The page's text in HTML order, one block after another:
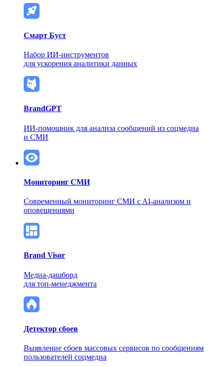
Смарт Буст
Набор ИИ-инструментов
для ускорения аналитики данных
BrandGPT
ИИ-помощник для анализа сообщений из соцмедиа
и СМИ
Мониторинг СМИ
Современный мониторинг СМИ c AI-анализом и
оповещениями
Brand Visor
Медиа-дашборд
для топ-менеджмента
Детектор сбоев
Выявление сбоев массовых сервисов по сообщениям
пользователей соцмедиа